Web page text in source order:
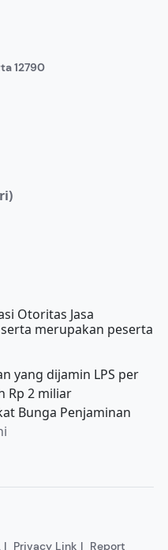
12790
Otoritas Jasa
merupakan peserta
yang dijamin LPS per
Rp 2 miliar
Bunga Penjaminan
| Privacy Link | Report